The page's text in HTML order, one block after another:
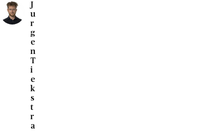
J
u
r
g
e
n
T
i
e
k
s
t
r
a